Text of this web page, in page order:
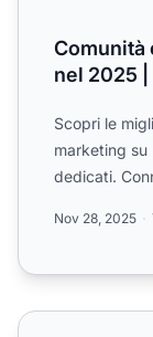
Comunità
nel 2025
Scopri le
marketing su
dedicati.
Nov 28, 2025
Forum di